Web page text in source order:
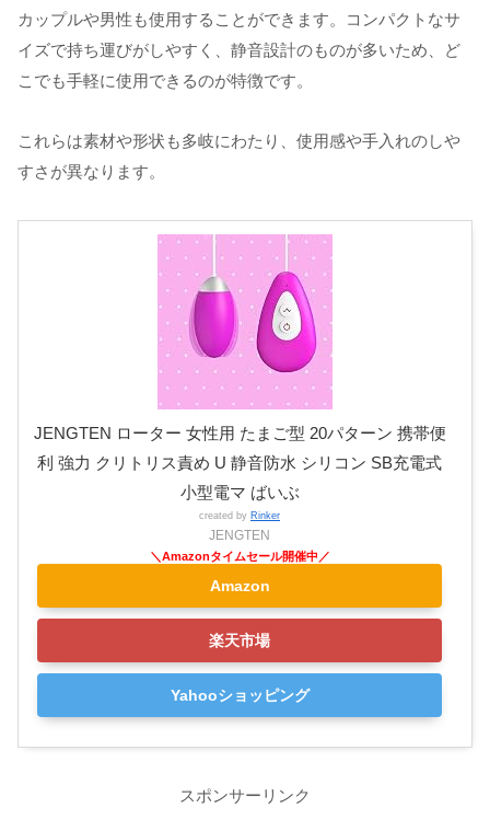
カップルや男性も使用することができます。コンパクトなサ
イズで持ち運びがしやすく、静音設計のものが多いため、ど
こでも手軽に使用できるのが特徴です。
これらは素材や形状も多岐にわたり、使用感や手入れのしや
すさが異なります。
JENGTEN ローター 女性用 たまご型 20パターン 携帯便
利 強力 クリトリス責め U 静音防水 シリコン SB充電式
小型電マ ばいぶ
created by Rinker
JENGTEN
Amazon
楽天市場
Yahooショッピング
スポンサーリンク